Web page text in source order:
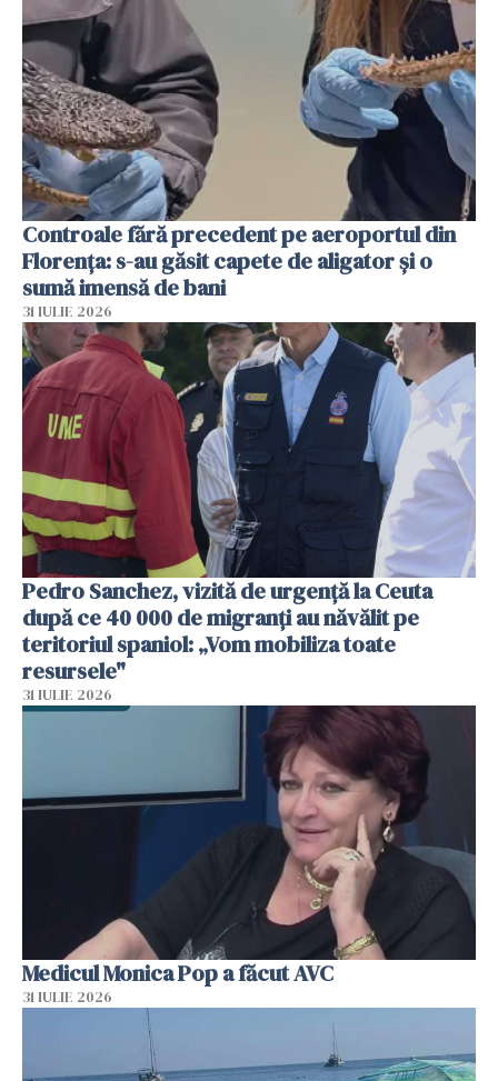
Controale fără precedent pe aeroportul din
Florența: s-au găsit capete de aligator și o
sumă imensă de bani
31 IULIE 2026
Pedro Sanchez, vizită de urgență la Ceuta
după ce 40 000 de migranți au năvălit pe
teritoriul spaniol: „Vom mobiliza toate
resursele"
31 IULIE 2026
Medicul Monica Pop a făcut AVC
31 IULIE 2026